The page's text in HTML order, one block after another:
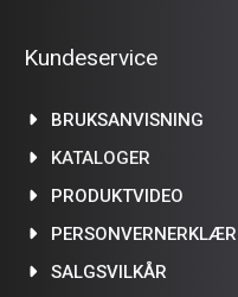
Kundeservice
BRUKSANVISNING
KATALOGER
PRODUKTVIDEO
SALGSVILKÅR